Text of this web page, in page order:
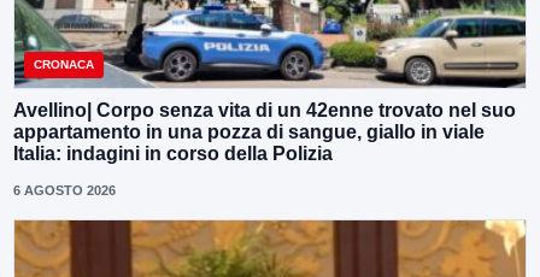
CRONACA
Avellino| Corpo senza vita di un 42enne trovato nel suo
appartamento in una pozza di sangue, giallo in viale
Italia: indagini in corso della Polizia
6 AGOSTO 2026